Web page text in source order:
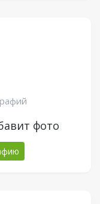
фото